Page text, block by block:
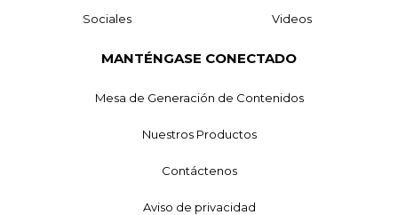
Sociales Videos
MANTÉNGASE CONECTADO
Mesa de Generación de Contenidos
Nuestros Productos
Contáctenos
Aviso de privacidad